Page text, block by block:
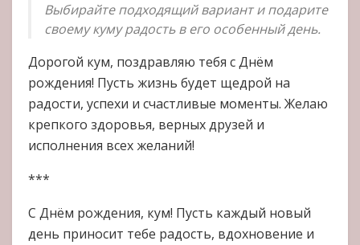
Выбирайте подходящий вариант и подарите
своему куму радость в его особенный день.
Дорогой кум, поздравляю тебя с Днём
рождения! Пусть жизнь будет щедрой на
радости, успехи и счастливые моменты. Желаю
крепкого здоровья, верных друзей и
исполнения всех желаний!
***
С Днём рождения, кум! Пусть каждый новый
день приносит тебе радость, вдохновение и